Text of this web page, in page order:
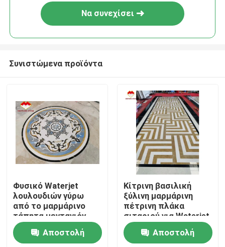
Σχετικά με εμάς
Επαφές
Να συνεχίσει
Συνιστώμενα προϊόντα
Φυσικό Waterjet
λουλουδιών γύρω
από το μαρμάρινο
τάπητα μενταγιόν
κεραμιδιών
Αποστολή
Κίτρινη βασιλική
ξύλινη μαρμάρινη
πέτρινη πλάκα
σιταριού για Waterjet
λόμπι το μενταγιόν
Αποστολή